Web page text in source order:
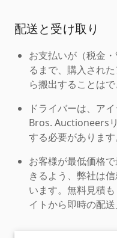
配送と受け取り
お支払いが（税金
るまで、購入され
ら搬出することはで
ドライバーは、ア
Bros. Auctioneers
する必要があります
お客様が最低価格
きるよう、弊社は
います。無料見積
イトから即時の配送